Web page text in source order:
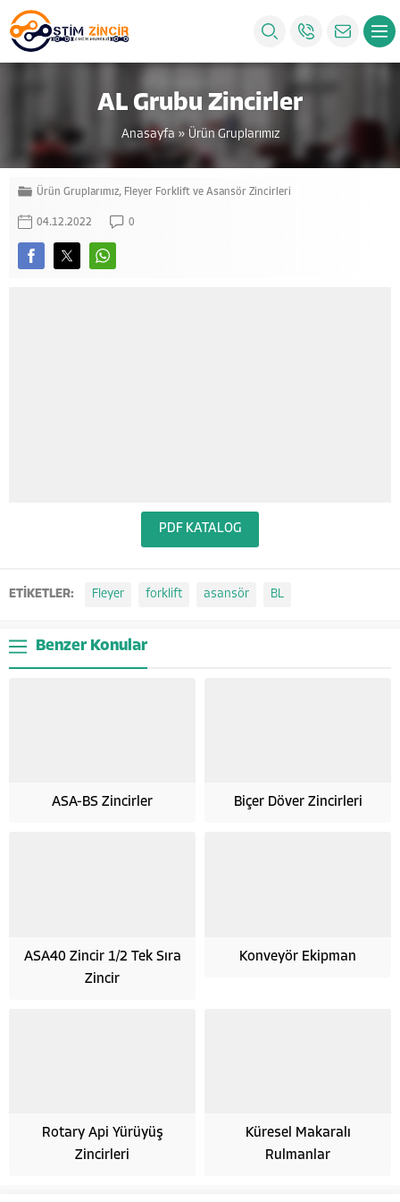
AL Grubu Zincirler
Anasayfa » Ürün Gruplarımız
Ürün Gruplarımız, Fleyer Forklift ve Asansör Zincirleri
04.12.2022 0
PDF KATALOG
ETİKETLER: Fleyer forklift asansör BL
Benzer Konular
ASA-BS Zincirler Biçer Döver Zincirleri
ASA40 Zincir 1/2 Tek Sıra
Zincir
Konveyör Ekipman
Rotary Api Yürüyüş
Zincirleri
Küresel Makaralı
Rulmanlar